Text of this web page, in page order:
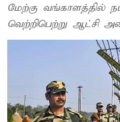
மேற்கு வங்காளத்தில்
வெற்றிபெற்று ஆட்சி